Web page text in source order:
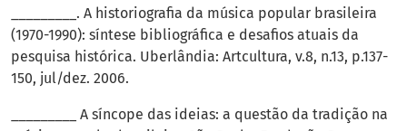
_________. A historiografia da música popular brasileira
(1970-1990): síntese bibliográfica e desafios atuais da
pesquisa histórica. Uberlândia: Artcultura, v.8, n.13, p.137-
150, jul/dez. 2006.
_________ A síncope das ideias: a questão da tradição na